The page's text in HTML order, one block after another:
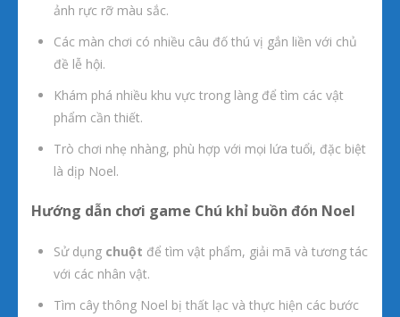
ảnh rực rỡ màu sắc.
Các màn chơi có nhiều câu đố thú vị gắn liền với chủ
đề lễ hội.
Khám phá nhiều khu vực trong làng để tìm các vật
phẩm cần thiết.
Trò chơi nhẹ nhàng, phù hợp với mọi lứa tuổi, đặc biệt
là dịp Noel.
Hướng dẫn chơi game Chú khỉ buồn đón Noel
Sử dụng chuột để tìm vật phẩm, giải mã và tương tác
với các nhân vật.
Tìm cây thông Noel bị thất lạc và thực hiện các bước